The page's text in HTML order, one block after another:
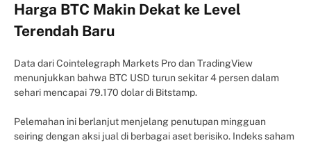
Harga BTC Makin Dekat ke Level
Terendah Baru
Data dari Cointelegraph Markets Pro dan TradingView
menunjukkan bahwa BTC USD turun sekitar 4 persen dalam
sehari mencapai 79.170 dolar di Bitstamp.
Pelemahan ini berlanjut menjelang penutupan mingguan
seiring dengan aksi jual di berbagai aset berisiko. Indeks saham